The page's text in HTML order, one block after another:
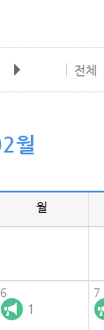
전체
월
월
6
1
7